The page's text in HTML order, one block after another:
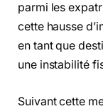
parmi les
cette hausse
en tant que
une instabilité
Suivant cette